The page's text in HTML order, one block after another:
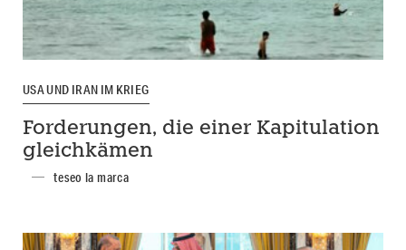
USA UND IRAN IM KRIEG
Forderungen, die einer Kapitulation
gleichkämen
teseo la marca